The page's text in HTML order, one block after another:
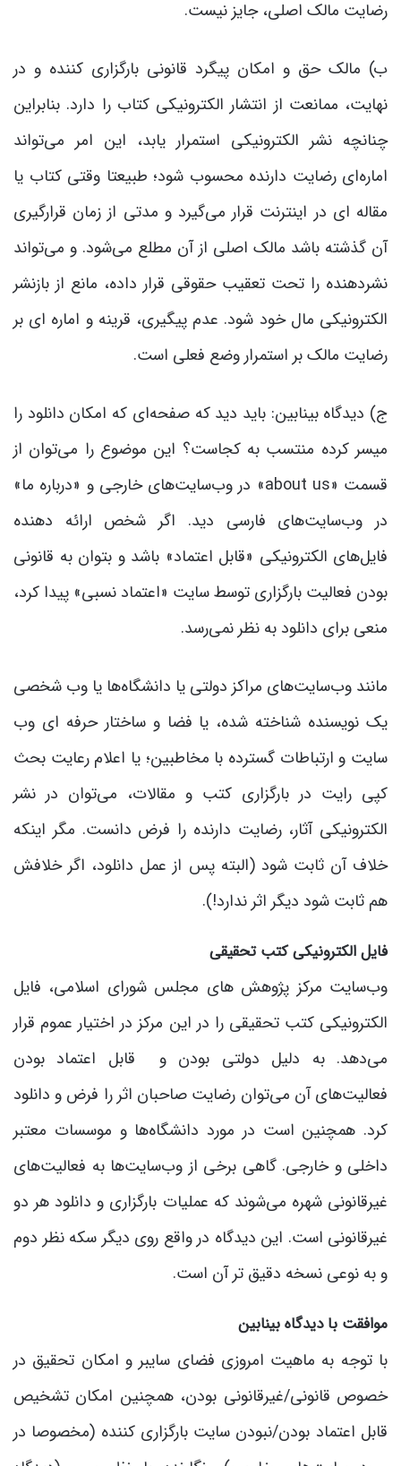
رضایت مالک اصلی، جایز نیست.
ب) مالک حق و امکان پیگرد قانونی بارگزاری کننده و در
نهایت، ممانعت از انتشار الکترونیکی کتاب را دارد. بنابراین
چنانچه نشر الکترونیکی استمرار یابد، این امر می‌تواند
اماره‌ای رضایت دارنده محسوب شود؛ طبیعتا وقتی کتاب یا
مقاله ای در اینترنت قرار می‌گیرد و مدتی از زمان قرارگیری
آن گذشته باشد مالک اصلی از آن مطلع می‌شود. و می‌تواند
نشردهنده را تحت تعقیب حقوقی قرار داده، مانع از بازنشر
الکترونیکی مال خود شود. عدم پیگیری، قرینه و اماره ای بر
رضایت مالک بر استمرار وضع فعلی است.
ج) دیدگاه بینابین: باید دید که صفحه‌ای که امکان دانلود را
میسر کرده منتسب به کجاست؟ این موضوع را می‌توان از
قسمت «about us» در وب‌سایت‌های خارجی و «درباره ما»
در وب‌سایت‌های فارسی دید. اگر شخص ارائه دهنده
فایل‌های الکترونیکی «قابل اعتماد» باشد و بتوان به قانونی
بودن فعالیت بارگزاری توسط سایت «اعتماد نسبی» پیدا کرد،
منعی برای دانلود به نظر نمی‌رسد.
مانند وب‌سایت‌های مراکز دولتی یا دانشگاه‌ها یا وب شخصی
یک نویسنده شناخته شده، یا فضا و ساختار حرفه ای وب
سایت و ارتباطات گسترده با مخاطبین؛ یا اعلام رعایت بحث
کپی رایت در بارگزاری کتب و مقالات، می‌توان در نشر
الکترونیکی آثار، رضایت دارنده را فرض دانست. مگر اینکه
خلاف آن ثابت شود (البته پس از عمل دانلود، اگر خلافش
هم ثابت شود دیگر اثر ندارد!).
فایل الکترونیکی کتب تحقیقی
وب‌سایت مرکز پژوهش های مجلس شورای اسلامی، فایل
الکترونیکی کتب تحقیقی را در این مرکز در اختیار عموم قرار
می‌دهد. به دلیل دولتی بودن و قابل اعتماد بودن
فعالیت‌های آن می‌توان رضایت صاحبان اثر را فرض و دانلود
کرد. همچنین است در مورد دانشگاه‌ها و موسسات معتبر
داخلی و خارجی. گاهی برخی از وب‌سایت‌ها به فعالیت‌های
غیرقانونی شهره می‌شوند که عملیات بارگزاری و دانلود هر دو
غیرقانونی است. این دیدگاه در واقع روی دیگر سکه نظر دوم
و به نوعی نسخه دقیق تر آن است.
موافقت با دیدگاه بینابین
با توجه به ماهیت امروزی فضای سایبر و امکان تحقیق در
خصوص قانونی/غیرقانونی بودن، همچنین امکان تشخیص
قابل اعتماد بودن/نبودن سایت بارگزاری کننده (مخصوصا در